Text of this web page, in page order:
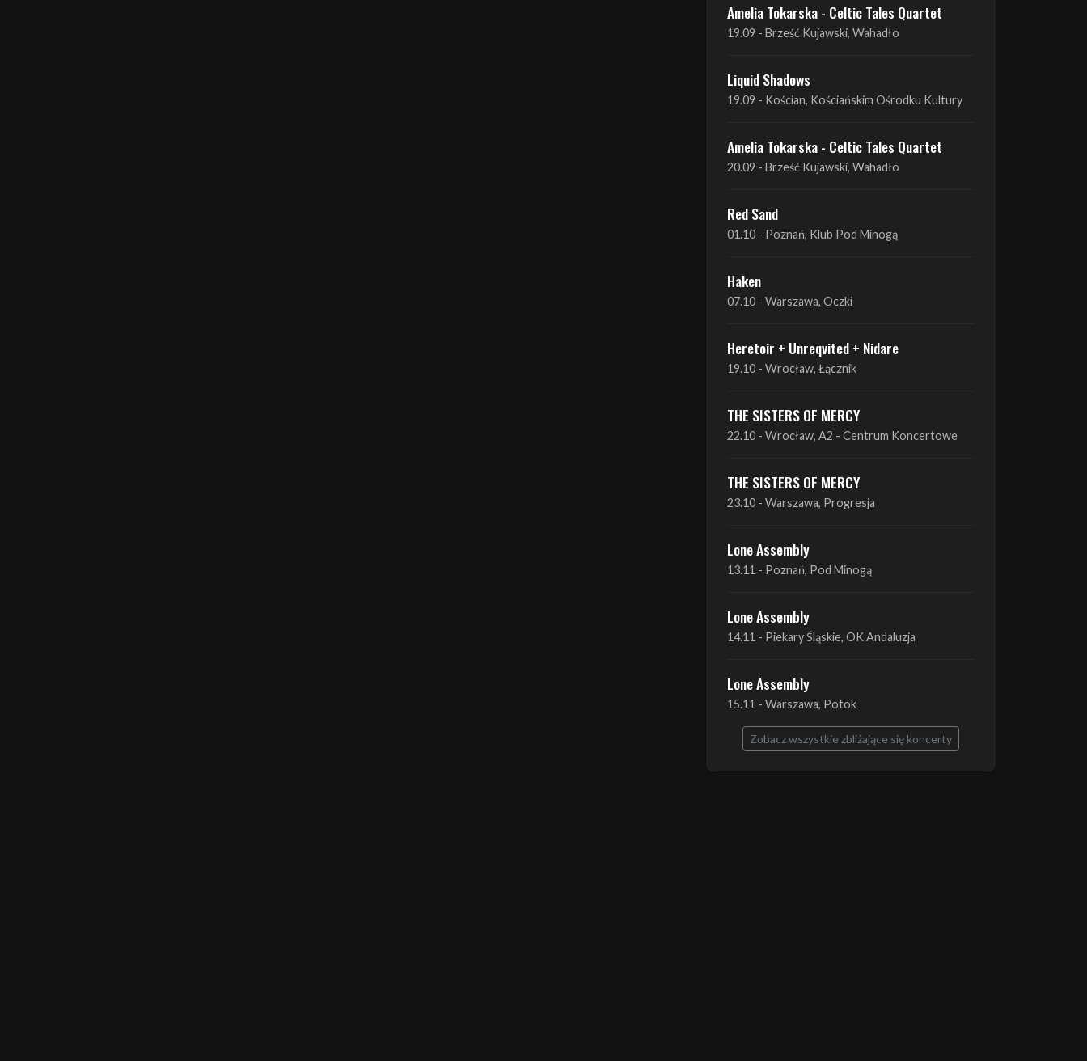
Amelia Tokarska - Celtic Tales Quartet
19.09 - Brześć Kujawski, Wahadło
Liquid Shadows
19.09 - Kościan, Kościańskim Ośrodku Kultury
Amelia Tokarska - Celtic Tales Quartet
20.09 - Brześć Kujawski, Wahadło
Red Sand
01.10 - Poznań, Klub Pod Minogą
Haken
07.10 - Warszawa, Oczki
Heretoir + Unreqvited + Nidare
19.10 - Wrocław, Łącznik
THE SISTERS OF MERCY
22.10 - Wrocław, A2 - Centrum Koncertowe
THE SISTERS OF MERCY
23.10 - Warszawa, Progresja
Lone Assembly
13.11 - Poznań, Pod Minogą
Lone Assembly
14.11 - Piekary Śląskie, OK Andaluzja
Lone Assembly
15.11 - Warszawa, Potok
Zobacz wszystkie zbliżające się koncerty